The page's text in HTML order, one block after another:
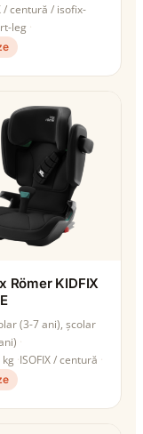
/ centură / isofix-
leg
Römer KIDFIX
(3-7 ani), școlar
kg ISOFIX / centură